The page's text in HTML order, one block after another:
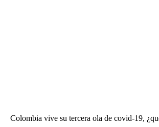
Colombia vive su tercera ola de covid-19,